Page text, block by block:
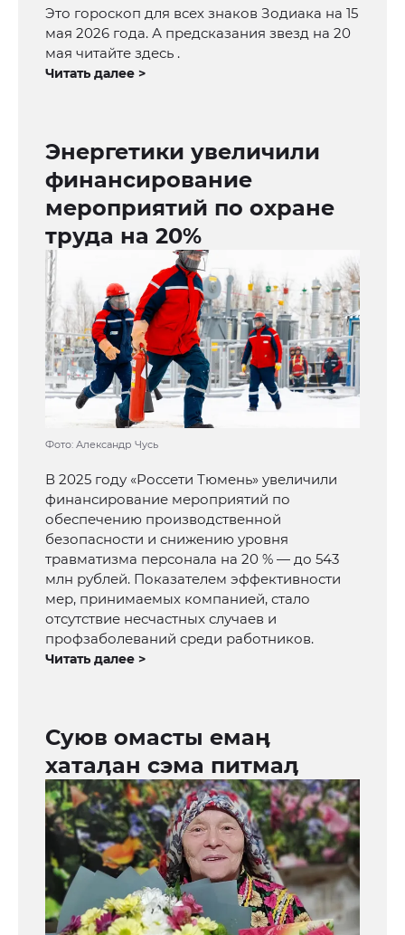
Это гороскоп для всех знаков Зодиака на 15
мая 2026 года. А предсказания звезд на 20
мая читайте здесь .
Читать далее >
Энергетики увеличили
финансирование
мероприятий по охране
труда на 20%
Фото: Александр Чусь
В 2025 году «Россети Тюмень» увеличили
финансирование мероприятий по
обеспечению производственной
безопасности и снижению уровня
травматизма персонала на 20 % — до 543
млн рублей. Показателем эффективности
мер, принимаемых компанией, стало
отсутствие несчастных случаев и
профзаболеваний среди работников.
Читать далее >
Суюв омасты емаӊ
хатаӆан сэма питмаӆ